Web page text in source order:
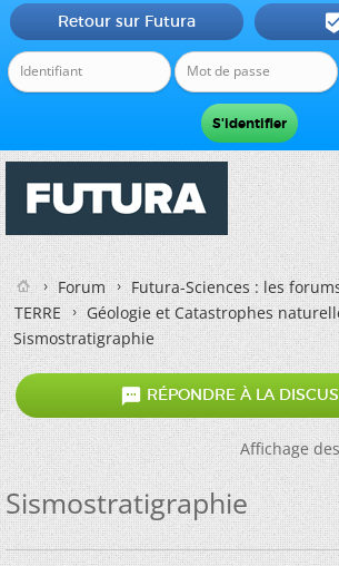
Retour sur Futura
Forum
Futura-Sciences : les
TERRE
Géologie et Catastrophes
Sismostratigraphie
 RÉPONDRE À LA
Affichage
Sismostratigraphie